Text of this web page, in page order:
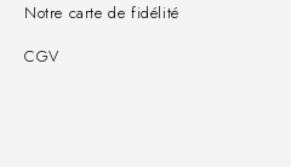
Notre carte de fidélité
CGV